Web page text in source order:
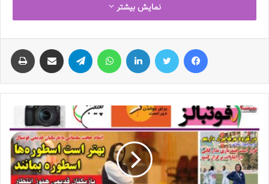
◾️با فوتبالز همراه شوید ◾️فوتبالز را در اینستاگرام دنبال
کنید◾️
footballs.women@
نوشته های مشابه
چالش هاى ليست جدید تيم ملى فوتبال
زنان
2023-06-14
تازه‌ترین خبرها از درمان ۲ ملی‌پوش فوتبال
زنان
نمایش بیشتر